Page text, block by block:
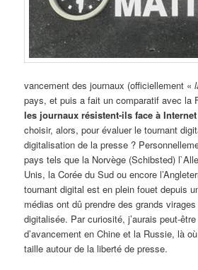
vancement des journaux (officiellement «
pays, et puis a fait un comparatif avec la
les journaux résistent-ils face à
choisir, alors, pour évaluer le tournant
digitalisation de la presse ?
pays tels que la Norvège (Schibsted)
Unis, la Corée du Sud ou encore
tournant digital est en plein fouet depuis
médias ont dû prendre des grands
digitalisée. Par curiosité, j’aurais peut-
d’avancement en Chine et la Russie, là
taille autour de la liberté de presse.